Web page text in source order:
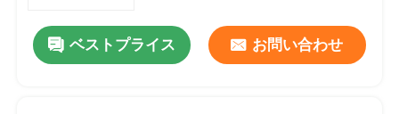
ベストプライス お問い合わせ